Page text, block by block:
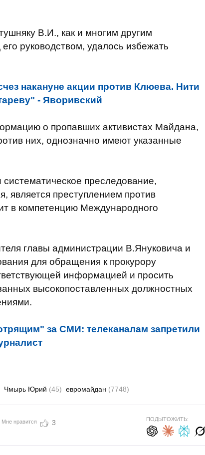
В.И., как и многим другим
руководством, удалось избежать
накануне акции против Клюева. Нити
- Яворивский
о пропавших активистах Майдана,
них, однозначно имеют указанные
преследование,
является преступлением против
в компетенцию Международного
главы администрации В.Януковича и
для обращения к прокурору
информацией и просить
высокопоставленных должностных
за СМИ: телеканалам запретили
Чмырь Юрий (45) евромайдан (7748)
Мне нравится 3 ПОДЫТОЖИТЬ: